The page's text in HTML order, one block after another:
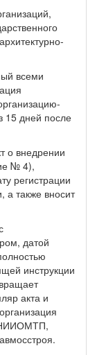
всеми
15 дней после
о внедрении
№ 4),
регистрации
а также вносит
датой
инструкции
акта и